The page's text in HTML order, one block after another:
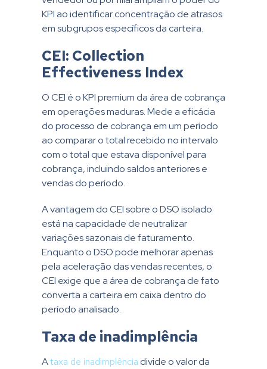
KPI ao identificar concentração de atrasos
em subgrupos específicos da carteira.
CEI: Collection
Effectiveness Index
O CEI é o KPI premium da área de cobrança
em operações maduras. Mede a eficácia
do processo de cobrança em um período
ao comparar o total recebido no intervalo
com o total que estava disponível para
cobrança, incluindo saldos anteriores e
vendas do período.
A vantagem do CEI sobre o DSO isolado
está na capacidade de neutralizar
variações sazonais de faturamento.
Enquanto o DSO pode melhorar apenas
pela aceleração das vendas recentes, o
CEI exige que a área de cobrança de fato
converta a carteira em caixa dentro do
período analisado.
Taxa de inadimplência
Ataxa de inadimplência divide o valor da